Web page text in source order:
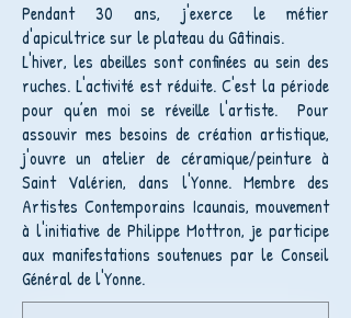
Pendant 30 ans, j'exerce le métier
d'apicultrice sur le plateau du Gâtinais.
L'hiver, les abeilles sont confinées au sein des
ruches. L'activité est réduite. C'est la période
pour qu’en moi se réveille l'artiste. Pour
assouvir mes besoins de création artistique,
j'ouvre un atelier de céramique/peinture à
Saint Valérien, dans l'Yonne. Membre des
Artistes Contemporains Icaunais, mouvement
à l'initiative de Philippe Mottron, je participe
aux manifestations soutenues par le Conseil
Général de l'Yonne.